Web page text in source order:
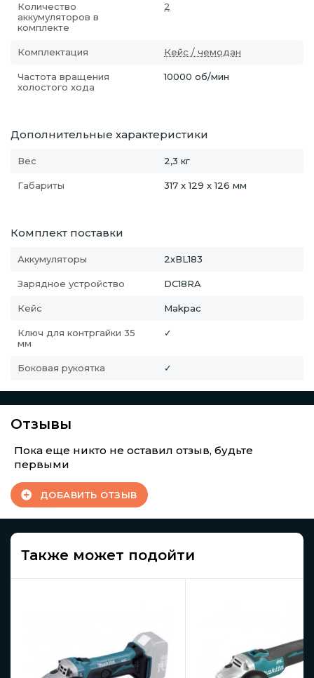
Количество
аккумуляторов в
комплекте
2
Комплектация Кейс / чемодан
Частота вращения
холостого хода
10000 об/мин
Дополнительные характеристики
Вес 2,3 кг
Габариты 317 x 129 x 126 мм
Комплект поставки
Аккумуляторы 2хВL183
Зарядное устройство DC18RA
Кейс Makpac
Ключ для контргайки 35
мм
✓
Боковая рукоятка ✓
Отзывы
Пока еще никто не оставил отзыв, будьте
первыми
ДОБАВИТЬ ОТЗЫВ
Также может подойти